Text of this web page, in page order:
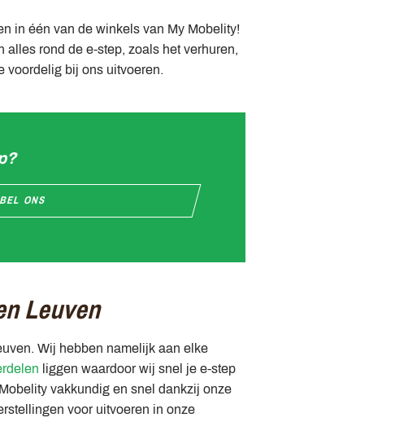
in één van de winkels van My Mobelity!
rond de e-step, zoals het verhuren,
voordelig bij ons uitvoeren.
BEL ONS
Leuven
Wij hebben namelijk aan elke
liggen waardoor wij snel je e-step
vakkundig en snel dankzij onze
voor uitvoeren in onze